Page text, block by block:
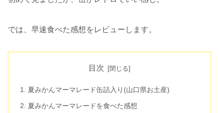
では、早速食べた感想をレビューします。
目次
夏みかんマーマレード缶詰入り(山口県お土産)
夏みかんマーマレードを食べた感想